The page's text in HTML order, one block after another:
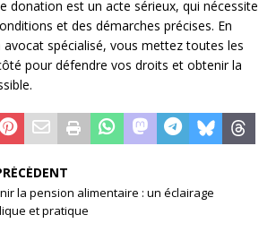
donation est un acte sérieux, qui nécessite
et des démarches précises. En
spécialisé, vous mettez toutes les
pour défendre vos droits et obtenir la
la pension alimentaire : un éclairage
et pratique